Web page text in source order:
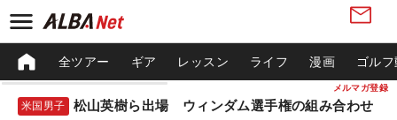
メルマガ登録
全ツアー ギア レッスン ライフ 漫画 ゴル
米国男子 松山英樹ら出場 ウィンダム選手権の組み合わせ